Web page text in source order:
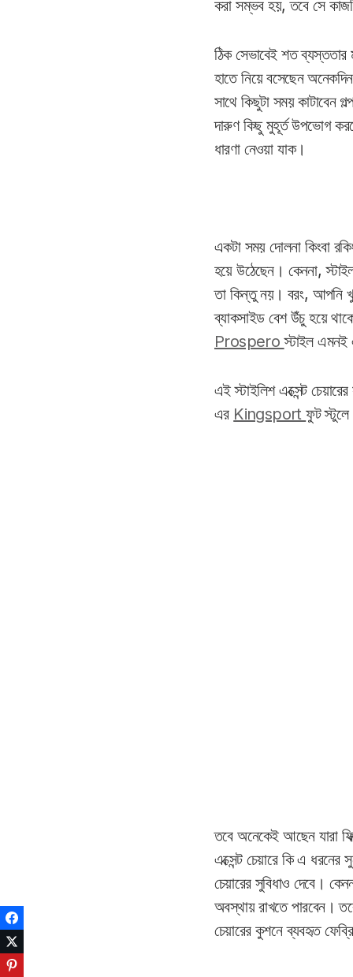
করা সম্ভব হয়, তবে সে
ঠিক সেভাবেই শত ব্যস্ততার
হাতে নিয়ে বসেছেন
সাথে কিছুটা সময়
দারুণ কিছু মুহূর্ত উপভোগ
ধারণা নেওয়া যাক।
একটা সময় দোলনা কিংবা
হয়ে উঠেছেন। কেননা,
তা কিন্তু নয়। বরং, আপনি
ব্যাকসাইড বেশ উঁচু হয়ে
Prosperoস্টাইল এমনই
এই স্টাইলিশ এক্সেন্ট
এর Kingsportফুট স্টুলে
তবে অনেকেই আছেন যারা
এক্সেন্ট চেয়ারে কি এ
চেয়ারের সুবিধাও দেবে।
অবস্থায় রাখতে পারবেন।
চেয়ারের কুশনে ব্যবহৃত